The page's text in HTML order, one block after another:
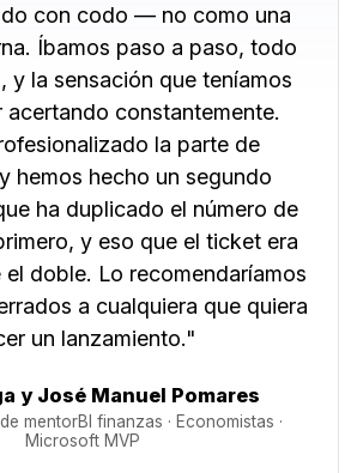
con codo — no como una
Íbamos paso a paso, todo
y la sensación que teníamos
acertando constantemente.
la parte de
hemos hecho un segundo
ha duplicado el número de
y eso que el ticket era
doble. Lo recomendaríamos
a cualquiera que quiera
un lanzamiento."
y José Manuel Pomares
mentorBI finanzas · Economistas ·
Microsoft MVP